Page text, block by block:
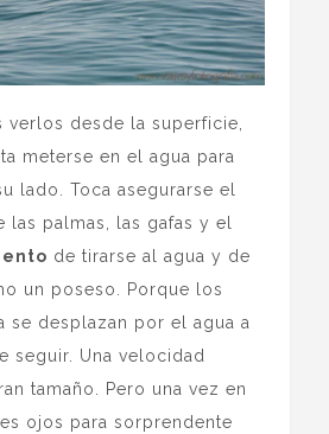
verlos desde la superficie,
meterse en el agua para
lado. Toca asegurarse el
las palmas, las gafas y el
de tirarse al agua y de
un poseso. Porque los
se desplazan por el agua a
seguir. Una velocidad
tamaño. Pero una vez en
ojos para sorprendente